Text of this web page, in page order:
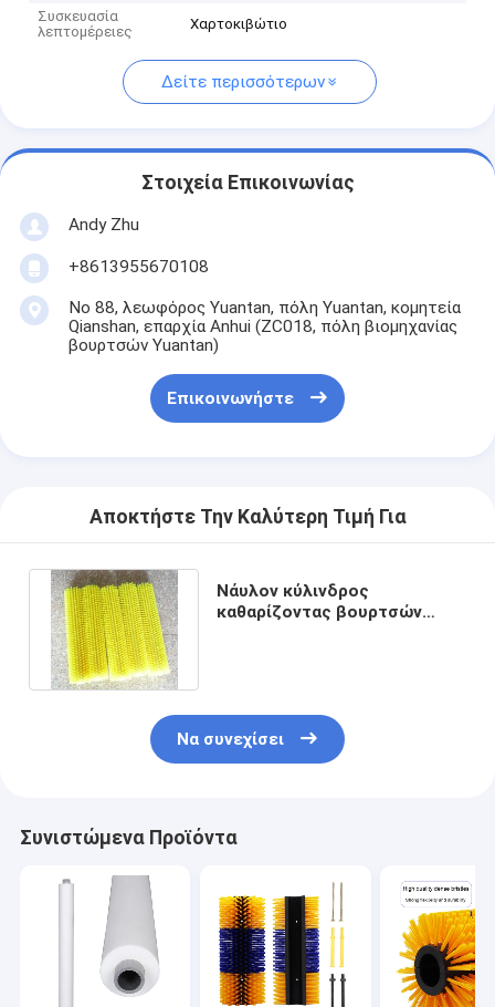
Συσκευασία
λεπτομέρειες
Χαρτοκιβώτιο
Δείτε περισσότερων
Στοιχεία Επικοινωνίας
Andy Zhu
+8613955670108
Νο 88, λεωφόρος Yuantan, πόλη Yuantan, κομητεία
Qianshan, επαρχία Anhui (ZC018, πόλη βιομηχανίας
βουρτσών Yuantan)
Επικοινωνήστε
Αποκτήστε Την Καλύτερη Τιμή Για
Νάυλον κύλινδρος
καθαρίζοντας βουρτσών
Να συνεχίσει
Συνιστώμενα Προϊόντα